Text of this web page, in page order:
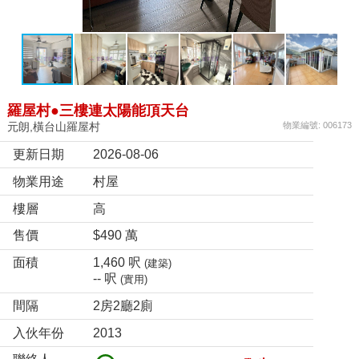
羅屋村●三樓連太陽能頂天台
元朗,橫台山羅屋村 物業編號: 006173
更新日期
2026-08-06
物業用途
村屋
樓層
高
售價
$490 萬
面積
1,460 呎 (建築)
-- 呎 (實用)
間隔
2房2廳2廁
入伙年份
2013